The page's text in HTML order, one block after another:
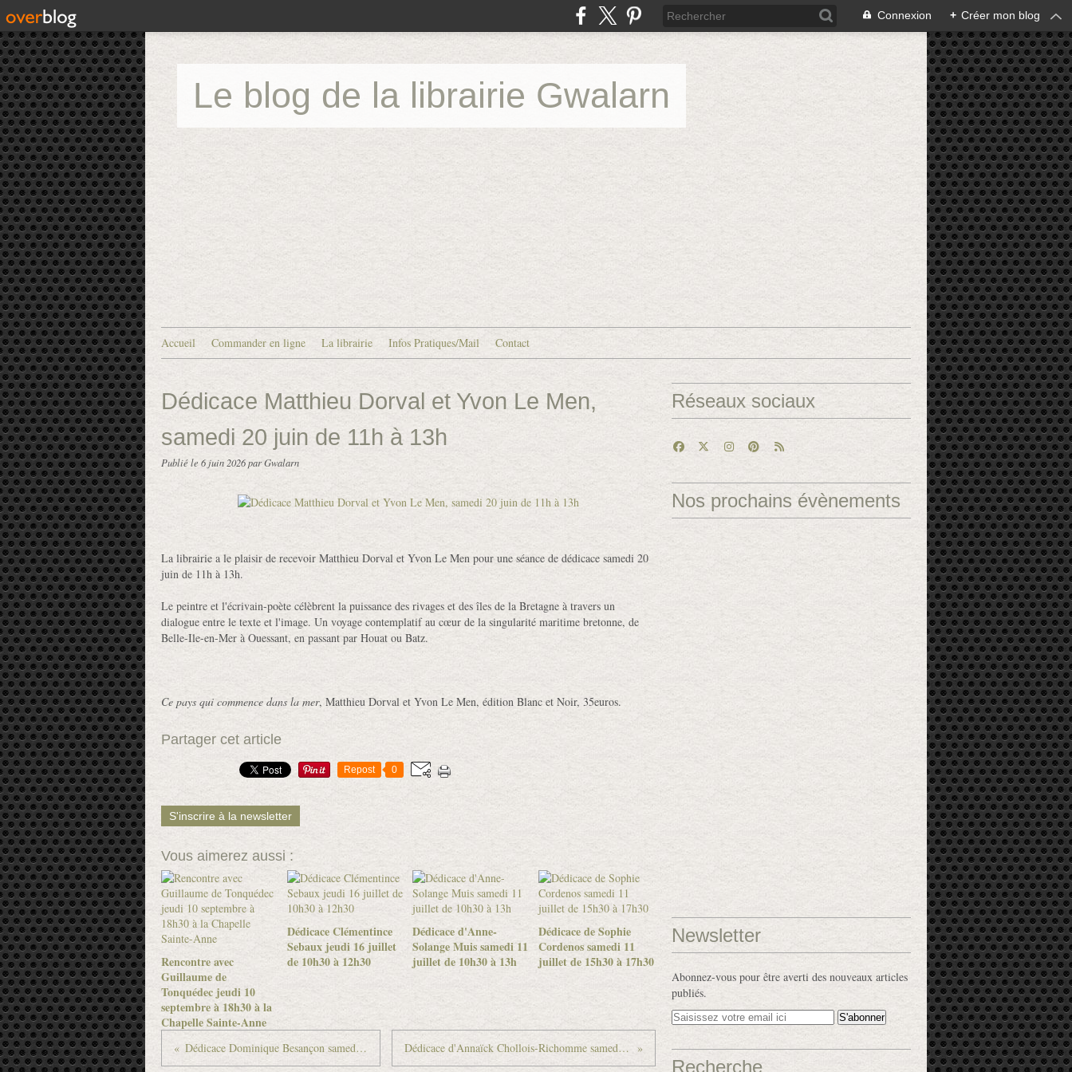
Connexion + Créer mon blog
Le blog de la librairie Gwalarn
Accueil Commander en ligne La librairie Infos Pratiques/Mail Contact
Dédicace Matthieu Dorval et Yvon Le Men,
samedi 20 juin de 11h à 13h
Publié le 6 juin 2026par Gwalarn
La librairie a le plaisir de recevoir Matthieu Dorval et Yvon Le Men pour une séance de dédicace samedi 20
juin de 11h à 13h.
Le peintre et l'écrivain-poète célèbrent la puissance des rivages et des îles de la Bretagne à travers un
dialogue entre le texte et l'image. Un voyage contemplatif au cœur de la singularité maritime bretonne, de
Belle-Ile-en-Mer à Ouessant, en passant par Houat ou Batz.
Ce pays qui commence dans la mer, Matthieu Dorval et Yvon Le Men, édition Blanc et Noir, 35euros.
Partager cet article
Repost 0
S'inscrire à la newsletter
Vous aimerez aussi :
Rencontre avec
Guillaume de
Tonquédec jeudi 10
septembre à 18h30 à la
Chapelle Sainte-Anne
Dédicace Clémentince
Sebaux jeudi 16 juillet
de 10h30 à 12h30
Dédicace d'Anne-
Solange Muis samedi 11
juillet de 10h30 à 13h
Dédicace de Sophie
Cordenos samedi 11
juillet de 15h30 à 17h30
Dédicace Dominique Besançon samedi 13 juin de 10h à 13h Dédicace d'Annaïck Chollois-Richomme samedi 27 juin de 15h30 à 17h30
Réseaux sociaux
Nos prochains évènements
Newsletter
Abonnez-vous pour être averti des nouveaux articles
publiés.
Recherche